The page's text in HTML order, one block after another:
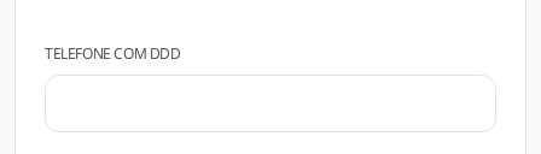
TELEFONE COM DDD